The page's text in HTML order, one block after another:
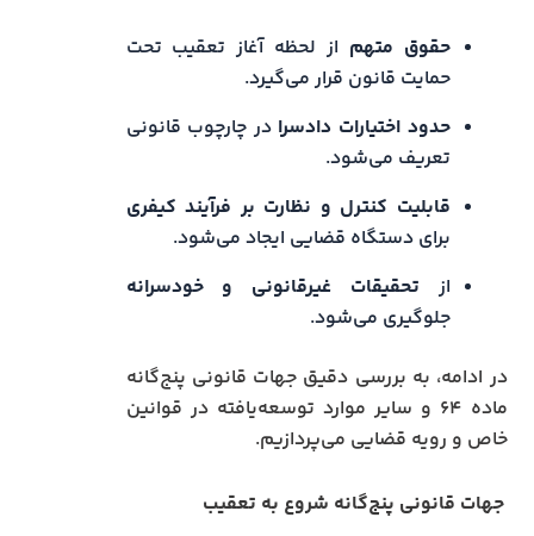
حقوق متهم از لحظه آغاز تعقیب تحت
حمایت قانون قرار می‌گیرد.
حدود اختیارات دادسرا در چارچوب قانونی
تعریف می‌شود.
قابلیت کنترل و نظارت بر فرآیند کیفری
برای دستگاه قضایی ایجاد می‌شود.
از تحقیقات غیرقانونی و خودسرانه
جلوگیری می‌شود.
در ادامه، به بررسی دقیق جهات قانونی پنج‌گانه
ماده ۶۴ و سایر موارد توسعه‌یافته در قوانین
خاص و رویه قضایی می‌پردازیم.
جهات قانونی پنج‌گانه شروع به تعقیب